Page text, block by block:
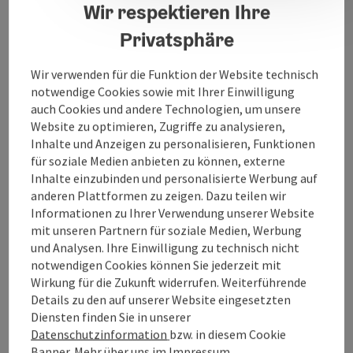
Sportplatz: Techtelgasse
Kontakt
Öffnungszeiten
Anreise/Lage
Eignung
Barrierefreiheit
Wir respektieren Ihre
Privatsphäre
Wir verwenden für die Funktion der Website technisch
notwendige Cookies sowie mit Ihrer Einwilligung
auch Cookies und andere Technologien, um unsere
Website zu optimieren, Zugriffe zu analysieren,
Inhalte und Anzeigen zu personalisieren, Funktionen
für soziale Medien anbieten zu können, externe
Inhalte einzubinden und personalisierte Werbung auf
anderen Plattformen zu zeigen. Dazu teilen wir
Informationen zu Ihrer Verwendung unserer Website
mit unseren Partnern für soziale Medien, Werbung
und Analysen. Ihre Einwilligung zu technisch nicht
notwendigen Cookies können Sie jederzeit mit
Wirkung für die Zukunft widerrufen. Weiterführende
Details zu den auf unserer Website eingesetzten
Diensten finden Sie in unserer
Datenschutzinformation bzw. in diesem Cookie